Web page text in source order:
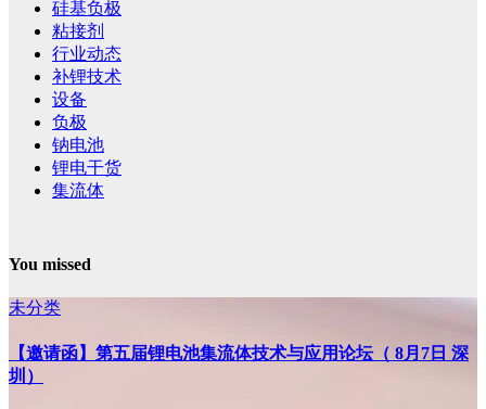
硅基负极
粘接剂
行业动态
补锂技术
设备
负极
钠电池
锂电干货
集流体
You missed
未分类
【邀请函】第五届锂电池集流体技术与应用论坛（ 8月7日 深
圳）